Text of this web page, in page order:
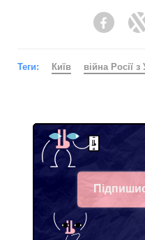
Теги: Київ війна Росії
Facebook